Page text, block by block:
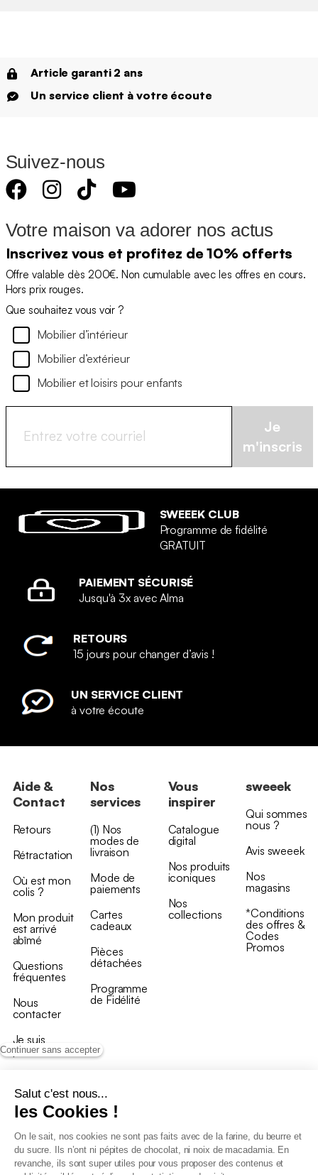
Continuer sans accepter
Salut c'est nous...
les Cookies !
On le sait, nos cookies ne sont pas faits avec de la farine, du beurre et
du sucre. Ils n’ont ni pépites de chocolat, ni noix de macadamia. En
revanche, ils sont super utiles pour vous proposer des contenus et
Article garanti 2 ans
Un service client à votre écoute
Suivez-nous
Votre maison va adorer nos actus
Inscrivez vous et profitez de 10% offerts
Offre valable dès 200€. Non cumulable avec les offres en cours.
Hors prix rouges.
Que souhaitez vous voir ?
Mobilier d’intérieur
Mobilier d’extérieur
Mobilier et loisirs pour enfants
Je
m'inscris
SWEEEK CLUB
Programme de fidélité
GRATUIT
PAIEMENT SÉCURISÉ
Jusqu'à 3x avec Alma
RETOURS
15 jours pour changer d’avis !
UN SERVICE CLIENT
à votre écoute
Aide &
Contact
Retours
Rétractation
Où est mon
colis ?
Mon produit
est arrivé
abîmé
Questions
fréquentes
Nous
contacter
Je suis
professionnel
Nos
services
(1) Nos
modes de
livraison
Mode de
paiements
Cartes
cadeaux
Pièces
détachées
Programme
de Fidélité
Vous
inspirer
Catalogue
digital
Nos produits
iconiques
Nos
collections
sweeek
Qui sommes
nous ?
Avis sweeek
Nos
magasins
*Conditions
des offres &
Codes
Promos
Conditions générales de vente
Conditions générales du programme de fidélité
Charte de données personnelles